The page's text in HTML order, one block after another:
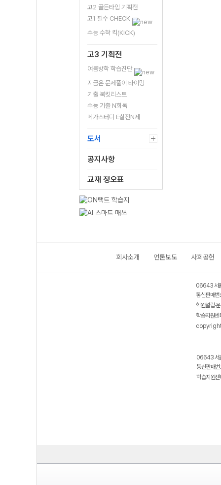
고2 골든타임 기획전
고1 필수 CHECK
수능 수학 킥(KICK)
고3 기획전
여름방학 학습진단
지금은 문제풀이 타이밍
기출 북킷리스트
수능 기출 N회독
메가스터디 E실전N제
도서
공지사항
교재 정오표
회사소개 언론보도 사회공헌
06643 서
통신판매
학원설립·
학습지원
06643 서
통신판매
학습지원